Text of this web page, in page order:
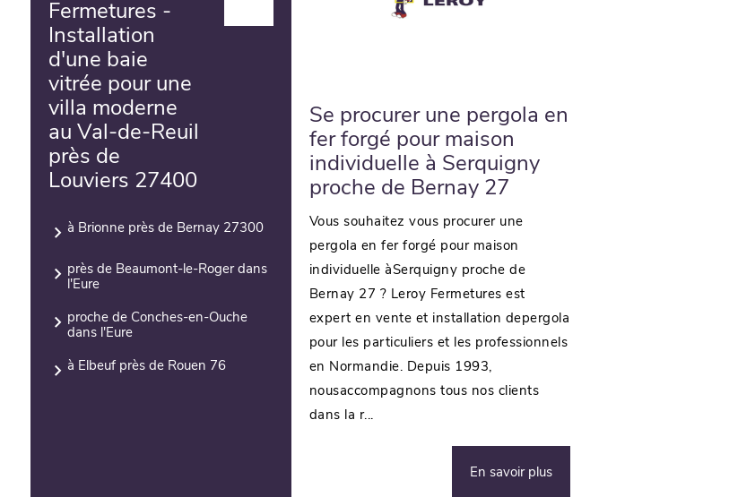
Fermetures -
Installation
d'une baie
vitrée pour une
villa moderne
au Val-de-Reuil
près de
Louviers 27400
à Brionne près de Bernay 27300
près de Beaumont-le-Roger dans
l'Eure
proche de Conches-en-Ouche
dans l'Eure
à Elbeuf près de Rouen 76
Se procurer une pergola en
fer forgé pour maison
individuelle à Serquigny
proche de Bernay 27
Vous souhaitez vous procurer une
pergola en fer forgé pour maison
individuelle àSerquigny proche de
Bernay 27 ? Leroy Fermetures est
expert en vente et installation depergola
pour les particuliers et les professionnels
en Normandie. Depuis 1993,
nousaccompagnons tous nos clients
dans la r...
En savoir plus